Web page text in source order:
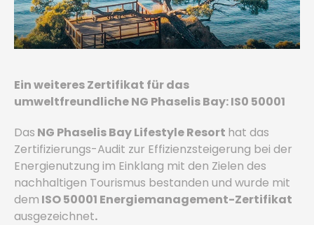
Ein weiteres Zertifikat für das
umweltfreundliche NG Phaselis Bay: IS0 50001
Das NG Phaselis Bay Lifestyle Resort hat das
Zertifizierungs-Audit zur Effizienzsteigerung bei der
Energienutzung im Einklang mit den Zielen des
nachhaltigen Tourismus bestanden und wurde mit
dem ISO 50001 Energiemanagement-Zertifikat
ausgezeichnet.